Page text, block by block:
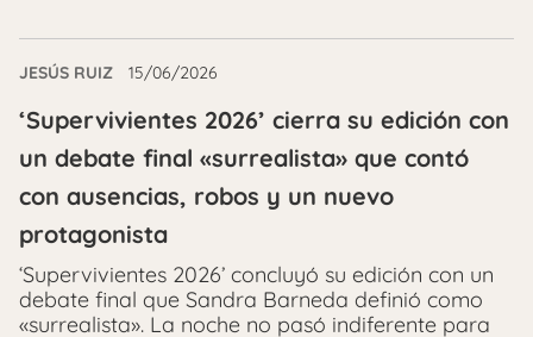
JESÚS RUIZ 15/06/2026
‘Supervivientes 2026’ cierra su edición con
un debate final «surrealista» que contó
con ausencias, robos y un nuevo
protagonista
‘Supervivientes 2026’ concluyó su edición con un
debate final que Sandra Barneda definió como
«surrealista». La noche no pasó indiferente para